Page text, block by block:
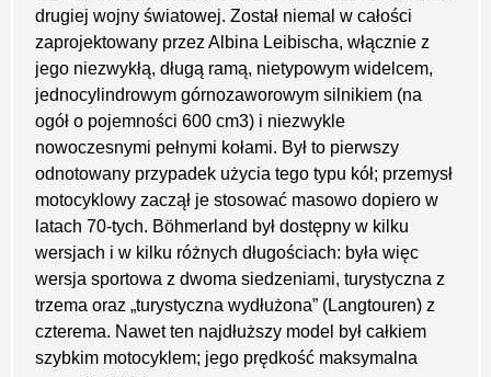
drugiej wojny światowej. Został niemal w całości
zaprojektowany przez Albina Leibischa, włącznie z
jego niezwykłą, długą ramą, nietypowym widelcem,
jednocylindrowym górnozaworowym silnikiem (na
ogół o pojemności 600 cm3) i niezwykle
nowoczesnymi pełnymi kołami. Był to pierwszy
odnotowany przypadek użycia tego typu kół; przemysł
motocyklowy zaczął je stosować masowo dopiero w
latach 70-tych. Böhmerland był dostępny w kilku
wersjach i w kilku różnych długościach: była więc
wersja sportowa z dwoma siedzeniami, turystyczna z
trzema oraz „turystyczna wydłużona” (Langtouren) z
czterema. Nawet ten najdłuższy model był całkiem
szybkim motocyklem; jego prędkość maksymalna